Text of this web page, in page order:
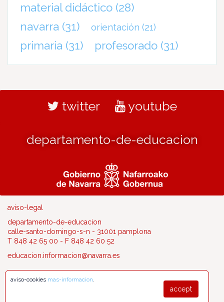
material didáctico (28)
navarra (31) orientación (21)
primaria (31) profesorado (31)
twitter youtube
departamento-de-educacion
aviso-legal
departamento-de-educacion
calle-santo-domingo-s-n - 31001 pamplona
T 848 42 65 00 - F 848 42 60 52
educacion.informacion@navarra.es
accept
aviso-cookies mas-informacion.